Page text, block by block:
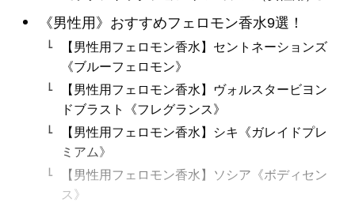
《男性用》おすすめフェロモン香水9選！
【男性用フェロモン香水】セントネーションズ
《ブルーフェロモン》
【男性用フェロモン香水】ヴォルスタービヨン
ドブラスト《フレグランス》
【男性用フェロモン香水】シキ《ガレイドプレ
ミアム》
【男性用フェロモン香水】ソシア《ボディセン
ス》